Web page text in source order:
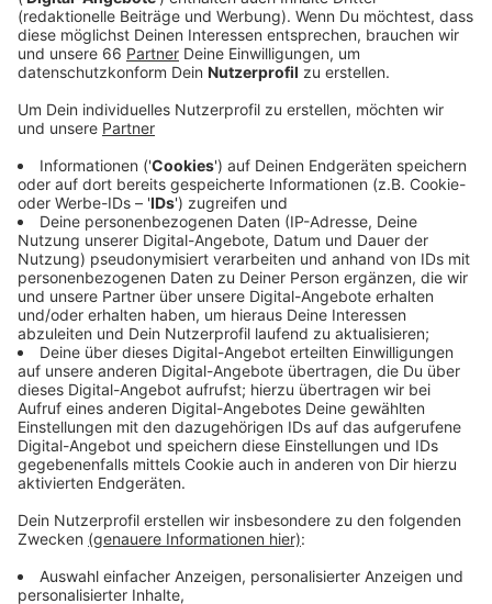
Mit ihrer Debut-Single "Sweet but Psycho" hat Ava die
Charts in 17 Ländern gestürmt. 180 Mio. Views auf
YouTube brachten ihr den Titel "Artist to watch" 2019
ein. Dass man bei soviel Erfolg als Newcomer schon
mal ein bisschen glaubt ein Superheld zu sein, ist
verständlich. IM Video ihrer neuen Single "Torn"
schlüpft Ava auch direkt ins rot-goldene Kostüm und
besiegt die Bösewichte.
Anzeige
Wir benötigen Ihre
Zustimmung, um den YouTube
Video-Service zu laden!
Wir verwenden einen Service eines
Drittanbieters, um Videoinhalte
einzubetten. Dieser Service kann
Daten zu Ihren Aktivitäten
sammeln. Bitte lesen Sie die